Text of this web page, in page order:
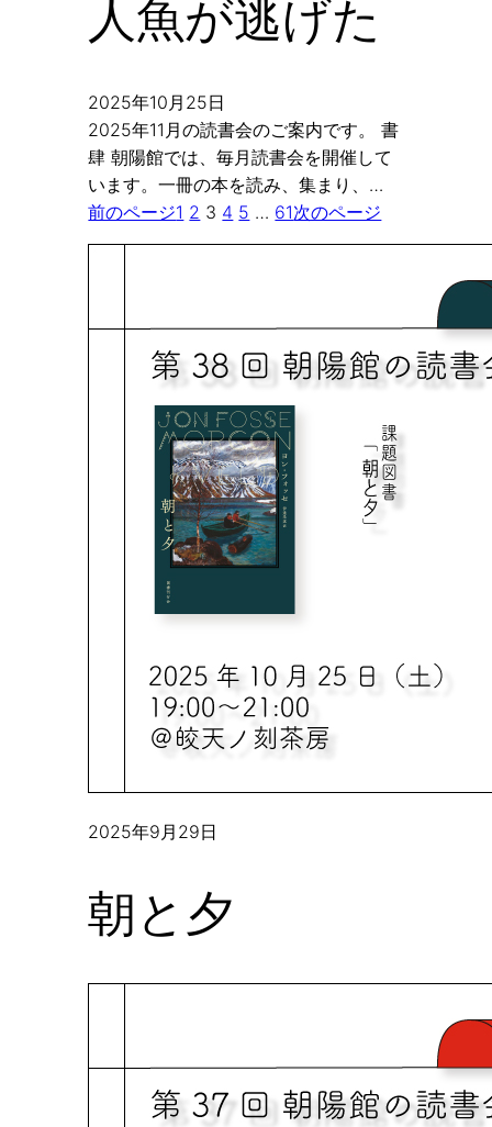
人魚が逃げた
2025年10月25日
2025年11月の読書会のご案内です。 書
肆 朝陽館では、毎月読書会を開催して
います。一冊の本を読み、集まり、…
前のページ1 2 3 4 5 … 61次のページ
2025年9月29日
朝と夕